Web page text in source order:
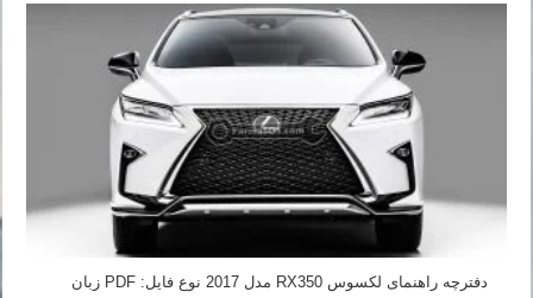
دفترچه راهنمای لکسوس RX350 مدل 2017 نوع فایل: PDF زبان